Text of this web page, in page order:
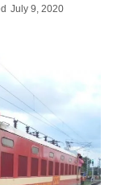
July 9, 2020